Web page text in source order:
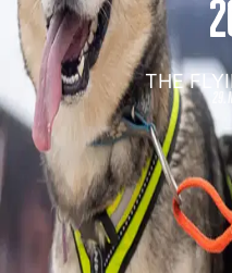
THE